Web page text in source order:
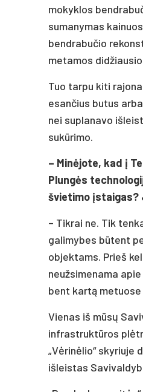
mokyklos
sumanymas
bendrabučio
metamos
Tuo tarpu kiti
esančius butus
nei suplanavo
sukūrimo.
– Minėjote, kad į
Plungės
švietimo įstaigas?
– Tikrai ne. Tik
galimybes būtent
objektams. Prieš
neužsimenama
bent kartą
Vienas iš mūsų
infrastruktūros
„Vėrinėlio“
išleistas